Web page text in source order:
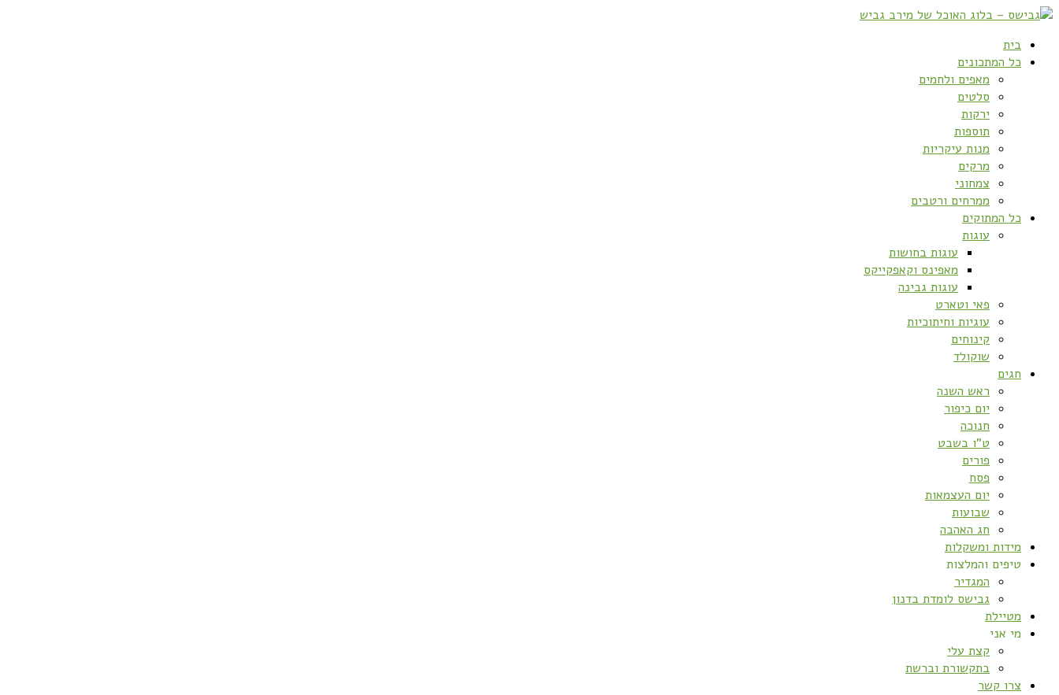
בית
כל המתכונים
מאפים ולחמים
סלטים
ירקות
תוספות
מנות עיקריות
מרקים
צמחוני
ממרחים ורטבים
כל המתוקים
עוגות
עוגות בחושות
מאפינס וקאפקייקס
עוגות גבינה
פאי וטארט
עוגיות וחיתוכיות
קינוחים
שוקולד
חגים
ראש השנה
יום כיפור
חנוכה
ט”ו בשבט
פורים
פסח
יום העצמאות
שבועות
חג האהבה
מידות ומשקלות
טיפים והמלצות
המגדיר
גבישס לומדת בדנון
מטיילת
מי אני
קצת עלי
בתקשורת וברשת
צרו קשר